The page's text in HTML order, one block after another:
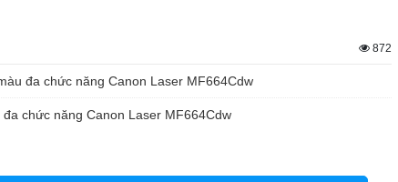
872
đa chức năng Canon Laser MF664Cdw
chức năng Canon Laser MF664Cdw